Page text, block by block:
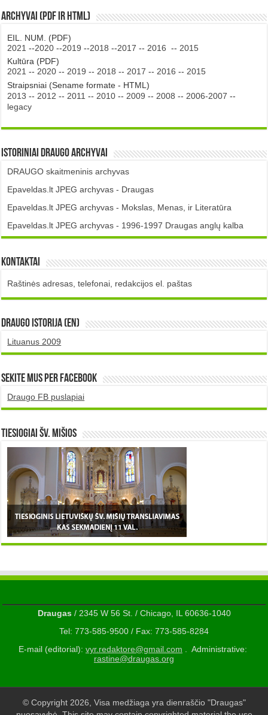
Archyvai (PDF ir HTML)
EIL. NUM. (PDF)
2021 --2020 --2019 --2018 --2017 -- 2016 -- 2015
Kultūra (PDF)
2021 -- 2020 -- 2019 -- 2018 -- 2017 -- 2016 -- 2015
Straipsniai (Sename formate - HTML)
2013 -- 2012 -- 2011 -- 2010 -- 2009 -- 2008 -- 2006-2007 --
legacy
Istoriniai DRAUGO Archyvai
DRAUGO skaitmeninis archyvas
Epaveldas.lt JPEG archyvas - Draugas
Epaveldas.lt JPEG archyvas - Mokslas, Menas, ir Literatūra
Epaveldas.lt JPEG archyvas - 1996-1997 Draugas anglų kalba
Kontaktai
Raštinės adresas, telefonai, redakcijos el. paštas
DRAUGO istorija (EN)
Lituanus 2009
Sekite mus per Facebook
Draugo FB puslapiai
TIESIOGIAI šv. MIŠIOS
Draugas/ 2345 W 56 St. / Chicago, IL 60636-1040
Tel: 773-585-9500 / Fax: 773-585-8284
E-mail (editorial): vyr.redaktore@gmail.com . Administrative:
rastine@draugas.org
© Copyright 2026, Visa medžiaga yra dienraščio "Draugas"